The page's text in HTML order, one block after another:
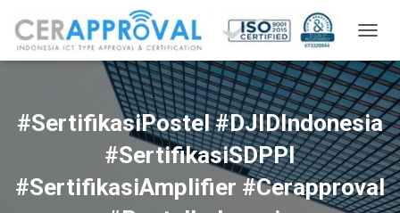
#SertifikasiPostel #DJIDIndonesia
#SertifikasiSDPPI
#SertifikasiAmplifier #Cerapproval